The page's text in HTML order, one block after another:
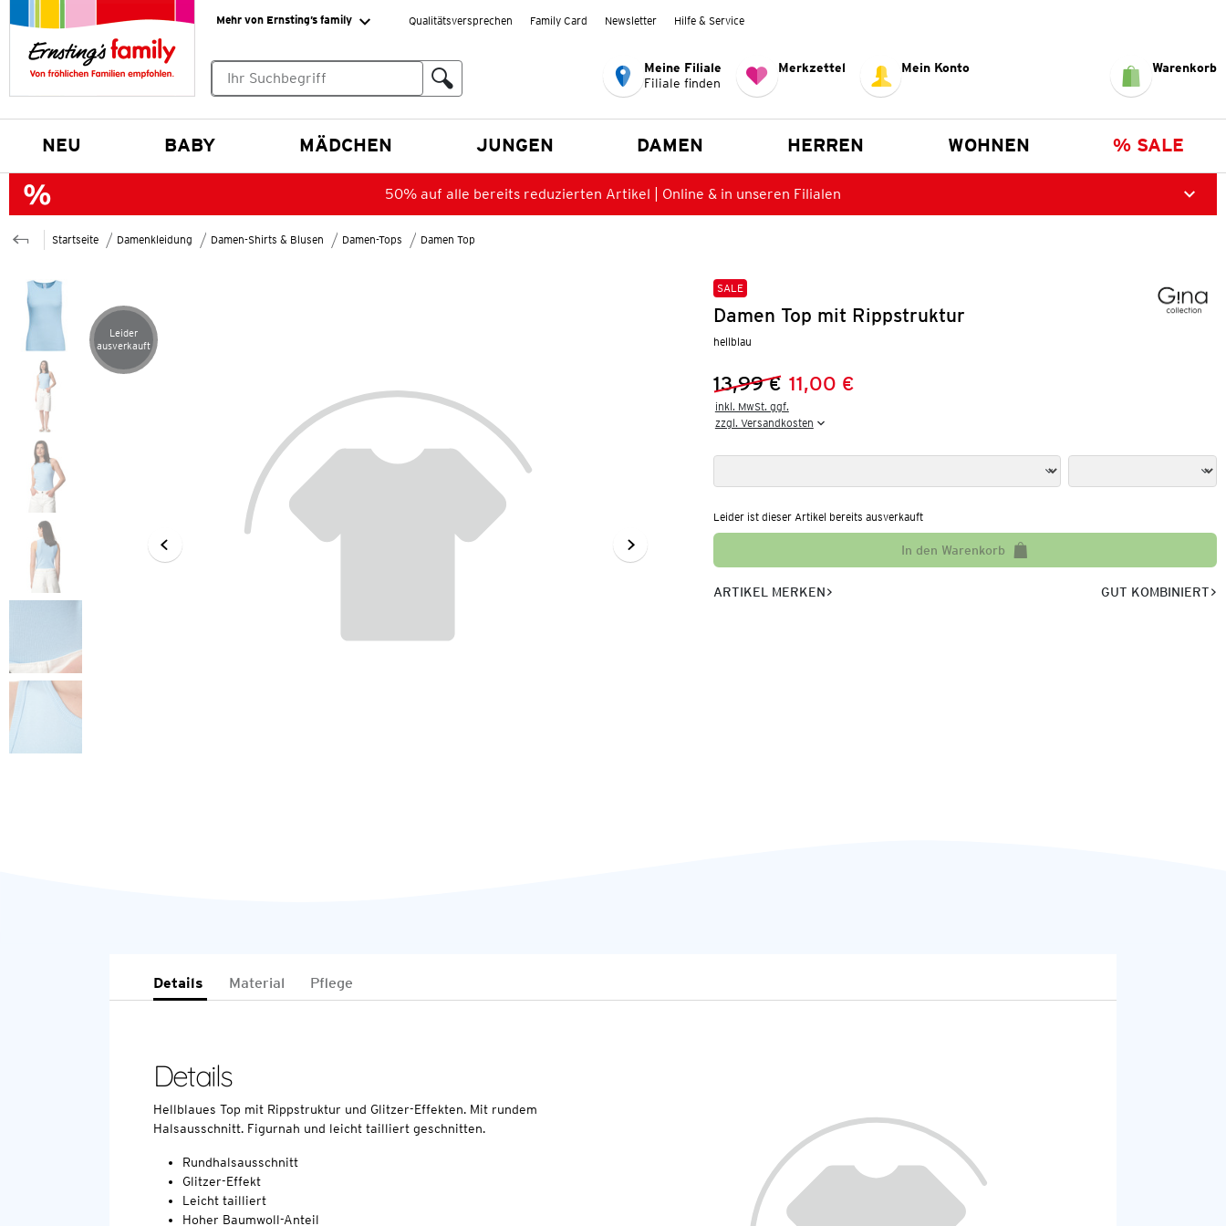
Mehr von Ernsting’s family Qualitätsversprechen Family Card Newsletter Hilfe & Service
Meine Filiale
Filiale finden
Merkzettel Mein Konto Warenkorb
NEU BABY MÄDCHEN JUNGEN DAMEN HERREN WOHNEN % SALE
50% auf alle bereits reduzierten Artikel | Online & in unseren Filialen
Startseite Damenkleidung Damen-Shirts & Blusen Damen-Tops Damen Top
Artikel leider ausverkauft
Leider
ausverkauft
SALE
Damen Top mit Rippstruktur
hellblau
Vorheriger Preis:
13,99 €
Neuer Preis:
11,00 €
inkl. MwSt. ggf.
zzgl. Versandkosten
Leider ist dieser Artikel bereits ausverkauft
In den Warenkorb
ARTIKEL MERKEN GUT KOMBINIERT
Details Material Pflege
Details
Hellblaues Top mit Rippstruktur und Glitzer-Effekten. Mit rundem
Halsausschnitt. Figurnah und leicht tailliert geschnitten.
Rundhalsausschnitt
Glitzer-Effekt
Leicht tailliert
Hoher Baumwoll-Anteil